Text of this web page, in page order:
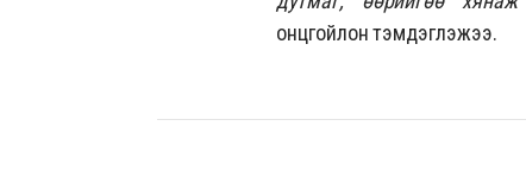
онцгойлон тэмдэглэжээ.